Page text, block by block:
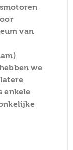
van
we
enkele